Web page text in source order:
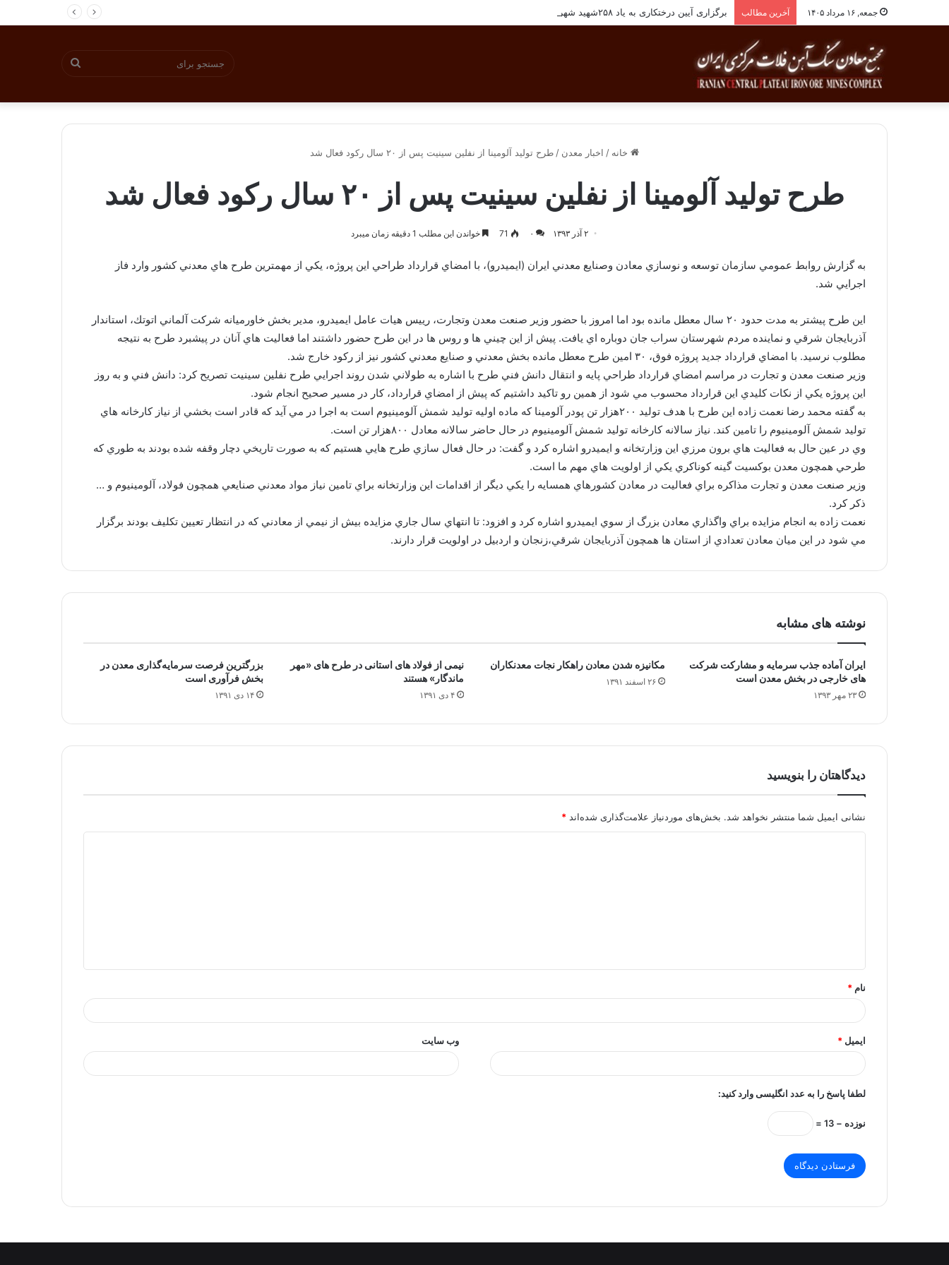
جمعه, ۱۶ مرداد ۱۴۰۵ آخرین مطالب برگزاری آیین درختکاری به یاد ۲۵۸شهید شهرستان بافق
خانه / اخبار معدن / طرح تولید آلومینا از نفلین سینیت پس از ۲۰ سال رکود فعال شد
طرح تولید آلومینا از نفلین سینیت پس از ۲۰ سال رکود فعال شد
۲ آذر ۱۳۹۳ ۰ 71 خواندن این مطلب 1 دقیقه زمان میبرد
به گزارش روابط عمومي سازمان توسعه و نوسازي معادن وصنايع معدني ايران (ايميدرو)،‌ با امضاي قرارداد طراحي اين پروژه،‌ يكي از مهمترين طرح هاي معدني كشور وارد فاز
اجرايي شد.
اين طرح پيشتر به مدت حدود ۲۰ سال معطل مانده بود اما امروز با حضور وزير صنعت معدن وتجارت،‌ رييس هيات عامل ايميدرو،‌ مدير بخش خاورميانه شركت آلماني اتوتك،‌ استاندار
آذربايجان شرقي و نماينده مردم شهرستان سراب جان دوباره اي يافت. پيش از اين چيني ها و روس ها در اين طرح حضور داشتند اما فعاليت هاي آنان در پيشبرد طرح به نتيجه
مطلوب نرسيد. با امضاي قرارداد جديد پروژه فوق،‌ ۳۰ امين طرح معطل مانده بخش معدني و صنايع معدني كشور نيز از ركود خارج شد.
وزير صنعت معدن و تجارت در مراسم امضاي قرارداد طراحي پايه و انتقال دانش فني طرح با اشاره به طولاني شدن روند اجرايي طرح نفلين سينيت تصريح كرد:‌ دانش فني و به روز
اين پروژه يكي از نكات كليدي اين قرارداد محسوب مي شود از همين رو تاكيد داشتيم كه پيش از امضاي قرارداد،‌ كار در مسير صحيح انجام شود.
به گفته محمد رضا نعمت زاده اين طرح با هدف توليد ۲۰۰هزار تن پودر آلومينا كه ماده اوليه توليد شمش آلومينيوم است به اجرا در مي آيد كه قادر است بخشي از نياز كارخانه هاي
توليد شمش آلومينيوم را تامين كند. نياز سالانه كارخانه توليد شمش آلومينيوم در حال حاضر سالانه معادل ۸۰۰هزار تن است.
وي در عين حال به فعاليت هاي برون مرزي اين وزارتخانه و ايميدرو اشاره كرد و گفت: در حال فعال سازي طرح هايي هستيم كه به صورت تاريخي دچار وقفه شده بودند به طوري كه
طرحي همچون معدن بوكسيت گينه كوناكري يكي از اولويت هاي مهم ما است.
وزير صنعت معدن و تجارت مذاكره براي فعاليت در معادن كشورهاي همسايه را يكي ديگر از اقدامات اين وزارتخانه براي تامين نياز مواد معدني صنايعي همچون فولاد،‌ آلومينيوم و …
ذكر كرد.
نعمت زاده به انجام مزايده براي واگذاري معادن بزرگ از سوي ايميدرو اشاره كرد و افزود:‌ تا انتهاي سال جاري مزايده بيش از نيمي از معادني كه در انتظار تعيين تكليف بودند برگزار
مي شود در اين ميان معادن تعدادي از استان ها همچون آذربايجان شرقي،‌زنجان و اردبيل در اولويت قرار دارند.
نوشته های مشابه
ایران آماده جذب سرمایه و مشارکت شرکت
های خارجی در بخش معدن است
۲۳ مهر ۱۳۹۳
مکانیزه شدن معادن راهکار نجات معدنکاران
۲۶ اسفند ۱۳۹۱
نیمی از فولاد های استانی در طرح های «مهر
ماندگار» هستند
۴ دی ۱۳۹۱
بزرگترین فرصت سرمایه‌گذاری معدن در
بخش فرآوری است
۱۴ دی ۱۳۹۱
دیدگاهتان را بنویسید
نشانی ایمیل شما منتشر نخواهد شد. بخش‌های موردنیاز علامت‌گذاری شده‌اند *
*
نام *
ایمیل * وب‌ سایت
لطفا پاسخ را به عدد انگلیسی وارد کنید:
نوزده − 13 =